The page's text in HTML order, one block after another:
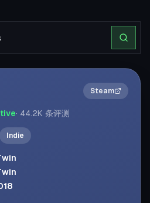
2×
Steam
· 44.2K 条评测
Indie